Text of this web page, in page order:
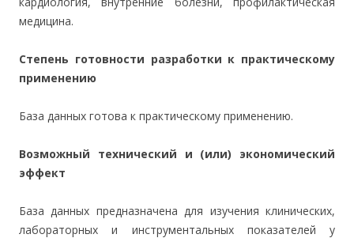
медицина.
Степень готовности разработки к практическому
применению
База данных готова к практическому применению.
Возможный технический и (или) экономический
эффект
База данных предназначена для изучения клинических,
лабораторных и инструментальных показателей у